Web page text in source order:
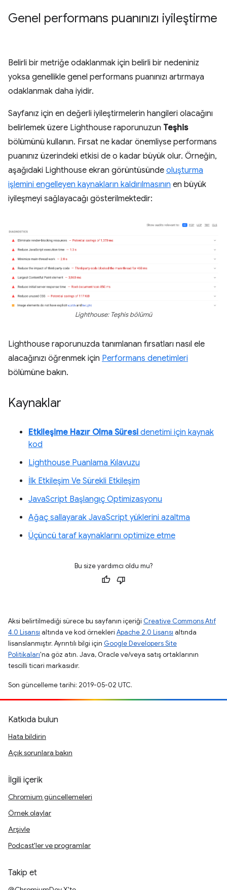
Genel performans puanınızı iyileştirme
Belirli bir metriğe odaklanmak için belirli bir nedeniniz
yoksa genellikle genel performans puanınızı artırmaya
odaklanmak daha iyidir.
Sayfanız için en değerli iyileştirmelerin hangileri olacağını
belirlemek üzere Lighthouse raporunuzun Teşhis
bölümünü kullanın. Fırsat ne kadar önemliyse performans
puanınız üzerindeki etkisi de o kadar büyük olur. Örneğin,
aşağıdaki Lighthouse ekran görüntüsünde oluşturma
işlemini engelleyen kaynakların kaldırılmasının en büyük
iyileşmeyi sağlayacağı gösterilmektedir:
Lighthouse: Teşhis bölümü
Lighthouse raporunuzda tanımlanan fırsatları nasıl ele
alacağınızı öğrenmek için Performans denetimleri
bölümüne bakın.
Kaynaklar
Etkileşime Hazır Olma Süresi denetimi için kaynak
kod
Lighthouse Puanlama Kılavuzu
İlk Etkileşim Ve Sürekli Etkileşim
JavaScript Başlangıç Optimizasyonu
Ağaç sallayarak JavaScript yüklerini azaltma
Üçüncü taraf kaynaklarını optimize etme
Bu size yardımcı oldu mu?
Aksi belirtilmediği sürece bu sayfanın içeriği Creative Commons Atıf
4.0 Lisansı altında ve kod örnekleri Apache 2.0 Lisansı altında
lisanslanmıştır. Ayrıntılı bilgi için Google Developers Site
Politikaları'na göz atın. Java, Oracle ve/veya satış ortaklarının
tescilli ticari markasıdır.
Son güncelleme tarihi: 2019-05-02 UTC.
Katkıda bulun
Hata bildirin
Açık sorunlara bakın
İlgili içerik
Chromium güncellemeleri
Örnek olaylar
Arşivle
Podcast'ler ve programlar
Takip et